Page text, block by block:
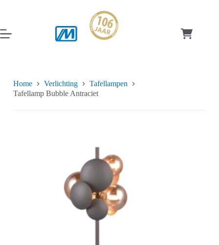
inhoud
Home Verlichting
Tafellampen
Tafellamp Bubble Antraciet